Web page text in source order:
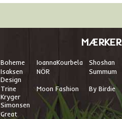
MÆRKER
Boheme IoannaKourbela Shoshan
Isaksen
Design
NÖR Summum
Trine
Kryger
Simonsen
Moon Fashion By Birdie
Great